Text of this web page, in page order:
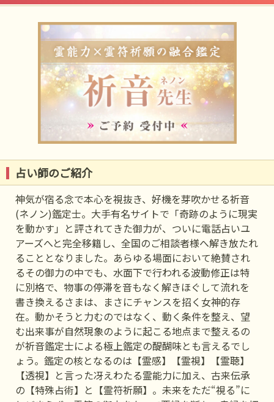
占い師のご紹介
神気が宿る念で本心を視抜き、好機を芽吹かせる祈音
(ネノン)鑑定士。大手有名サイトで「奇跡のように現実
を動かす」と評されてきた御力が、ついに電話占いユ
アーズへと完全移籍し、全国のご相談者様へ解き放たれ
ることとなりました。あらゆる場面において絶賛され
るその御力の中でも、水面下で行われる波動修正は特
に別格で、物事の停滞を音もなく解きほぐして流れを
書き換えるさまは、まさにチャンスを招く女神的存
在。動かそうと力むのではなく、動く条件を整え、望
む出来事が自然現象のように起こる地点まで整えるの
が祈音鑑定士による極上鑑定の醍醐味とも言えるでし
ょう。鑑定の核となるのは【霊感】【霊視】【霊聴】
【透視】と言った冴えわたる霊能力に加え、古来伝承
の【特殊占術】と【霊符祈願】。未来をただ“視る”に